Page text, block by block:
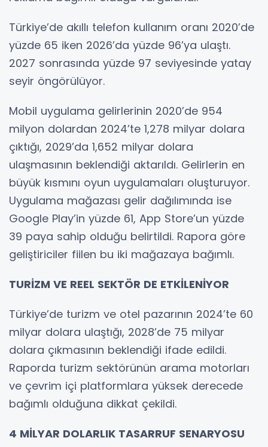
Türkiye’de akıllı telefon kullanım oranı 2020’de
yüzde 65 iken 2026’da yüzde 96’ya ulaştı.
2027 sonrasında yüzde 97 seviyesinde yatay
seyir öngörülüyor.
Mobil uygulama gelirlerinin 2020’de 954
milyon dolardan 2024’te 1,278 milyar dolara
çıktığı, 2029’da 1,652 milyar dolara
ulaşmasının beklendiği aktarıldı. Gelirlerin en
büyük kısmını oyun uygulamaları oluşturuyor.
Uygulama mağazası gelir dağılımında ise
Google Play’in yüzde 61, App Store’un yüzde
39 paya sahip olduğu belirtildi. Rapora göre
geliştiriciler fiilen bu iki mağazaya bağımlı.
TURİZM VE REEL SEKTÖR DE ETKİLENİYOR
Türkiye’de turizm ve otel pazarının 2024’te 60
milyar dolara ulaştığı, 2028’de 75 milyar
dolara çıkmasının beklendiği ifade edildi.
Raporda turizm sektörünün arama motorları
ve çevrim içi platformlara yüksek derecede
bağımlı olduğuna dikkat çekildi.
4 MİLYAR DOLARLIK TASARRUF SENARYOSU